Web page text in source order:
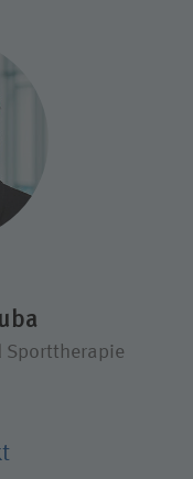
Sporttherapie